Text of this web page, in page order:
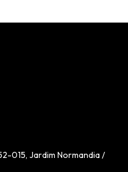
015, Jardim Normandia /